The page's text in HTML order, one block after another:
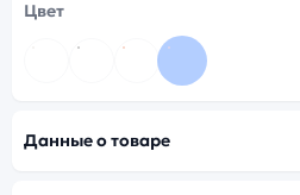
Цвет
Данные о товаре